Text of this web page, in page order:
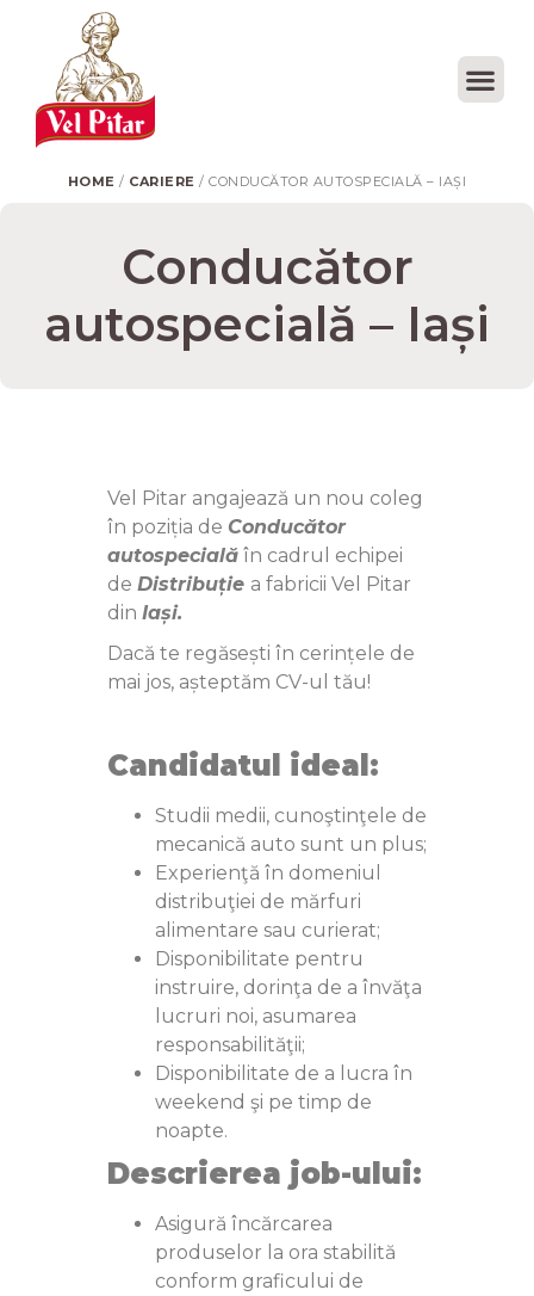
HOME / CARIERE / CONDUCĂTOR AUTOSPECIALĂ – IAȘI
Conducător
autospecială – Iași
Vel Pitar angajează un nou coleg
în poziția de Conducător
autospecială în cadrul echipei
de Distribuție a fabricii Vel Pitar
din Iași.
Dacă te regăsești în cerințele de
mai jos, așteptăm CV-ul tău!
Candidatul ideal:
Studii medii, cunoştinţele de
mecanică auto sunt un plus;
Experienţă în domeniul
distribuţiei de mărfuri
alimentare sau curierat;
Disponibilitate pentru
instruire, dorinţa de a învăţa
lucruri noi, asumarea
responsabilităţii;
Disponibilitate de a lucra în
weekend şi pe timp de
noapte.
Descrierea job-ului:
Asigură încărcarea
produselor la ora stabilită
conform graficului de